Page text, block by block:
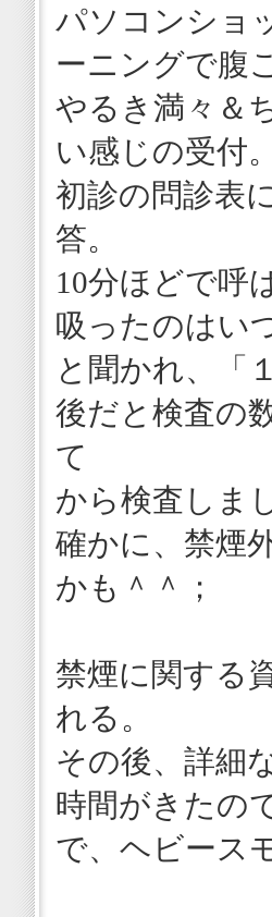
パソコンショ
ーニングで腹
やるき満々＆
い感じの受付。
初診の問診表
答。
10分ほどで呼
吸ったのはい
と聞かれ、「
後だと検査の
て
から検査しま
確かに、禁煙
かも＾＾；
禁煙に関する
れる。
その後、詳細
時間がきたの
で、ヘビース